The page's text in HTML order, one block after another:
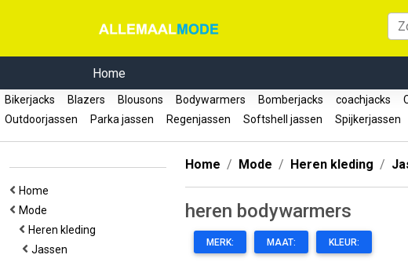
Home
Bikerjacks Blazers Blousons Bodywarmers Bomberjacks coachjacks
Outdoorjassen
Parka jassen Regenjassen Softshell jassen Spijkerjassen
Home
Mode
Heren kleding
Jassen
Home Mode Heren kleding
heren bodywarmers
MERK: MAAT: KLEUR: